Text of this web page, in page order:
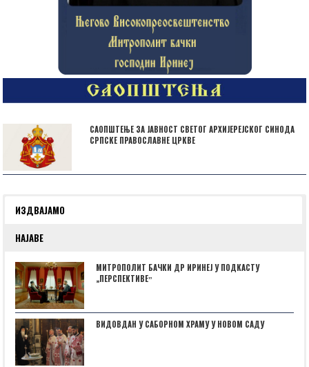
САОПШТЕЊЕ ЗА ЈАВНОСТ СВЕТОГ АРХИЈЕРЕЈСКОГ СИНОДА
СРПСКЕ ПРАВОСЛАВНЕ ЦРКВЕ
ИЗДВАЈАМО
НАЈАВЕ
МИТРОПОЛИТ БАЧКИ ДР ИРИНЕЈ У ПОДКАСТУ
„ПЕРСПЕКТИВЕˮ
ВИДОВДАН У САБОРНОМ ХРАМУ У НОВОМ САДУ